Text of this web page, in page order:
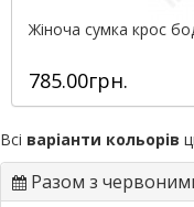
Жіноча сумка крос
785.00грн.
Всі варіанти кольорів
Разом з червоними